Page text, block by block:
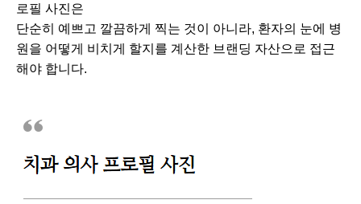
로필 사진은
단순히 예쁘고 깔끔하게 찍는 것이 아니라, 환자의 눈에 병
원을 어떻게 비치게 할지를 계산한 브랜딩 자산으로 접근
해야 합니다.